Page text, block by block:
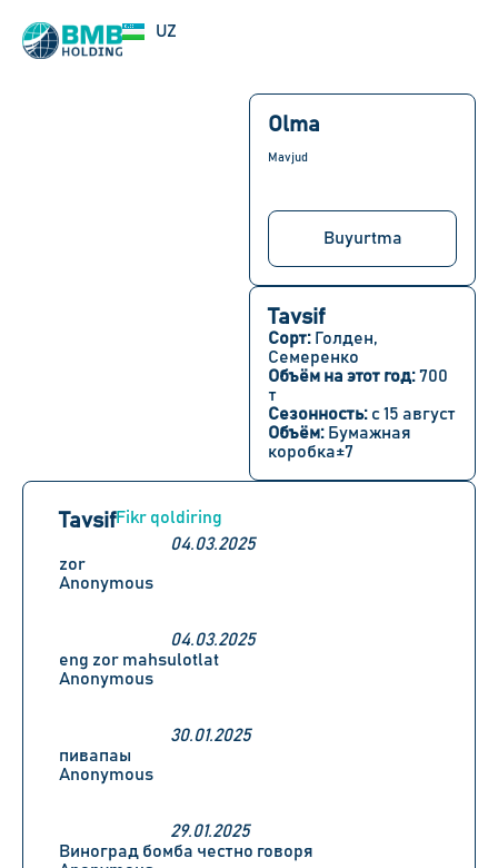
UZ
RU
Olma
Mavjud
Buyurtma
Tavsif
Сорт: Голден,
Семеренко
Объём на этот год:700
т
Сезонность: с 15 август
Объём: Бумажная
коробка±7
TavsifFikr qoldiring
04.03.2025
zor
Anonymous
04.03.2025
eng zor mahsulotlat
Anonymous
30.01.2025
пивапаы
Anonymous
29.01.2025
Виноград бомба честно говоря